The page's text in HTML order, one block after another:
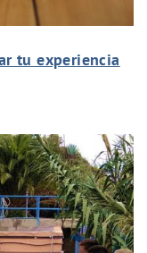
tu experiencia